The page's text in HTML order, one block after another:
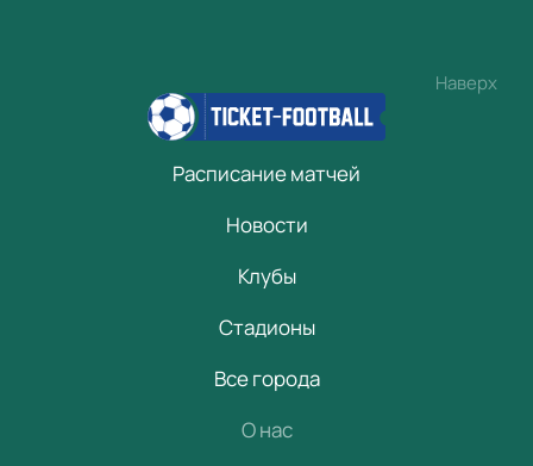
Наверх
Расписание матчей
Новости
Клубы
Стадионы
Все города
О нас